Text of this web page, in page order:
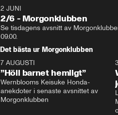
2 JUNI
2/6 - Morgonklubben
Se tisdagens avsnitt av
Det bästa ur Morgonklubben
7 AUGUSTI
”Höll barnet hemligt”
Wernblooms Keisuke Honda-
anekdoter i senaste avsnittet av
Morgonklubben